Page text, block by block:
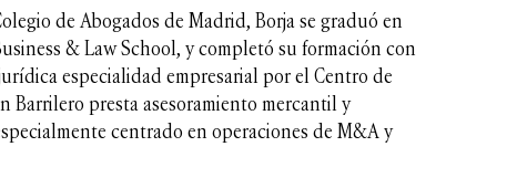
de Abogados de Madrid, Borja se graduó en
& Law School, y completó su formación con
especialidad empresarial por el Centro de
Barrilero presta asesoramiento mercantil y
centrado en operaciones de M&A y